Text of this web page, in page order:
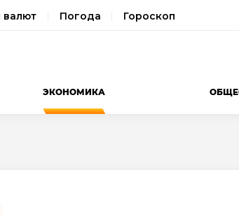
валют Погода Гороскоп
ЭКОНОМИКА